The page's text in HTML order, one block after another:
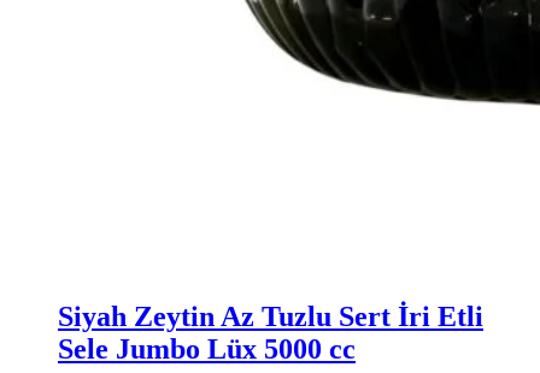
Siyah Zeytin Az Tuzlu Sert İri Etli
Sele Jumbo Lüx 5000 cc